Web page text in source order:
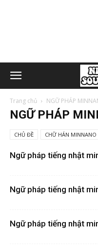
Trang chủ NGỮ PHÁP
NGỮ PHÁP
CHỦ ĐỀ CHỮ HÁN MINNANO
Ngữ pháp tiếng nhật
Ngữ pháp tiếng nhật
Ngữ pháp tiếng nhật